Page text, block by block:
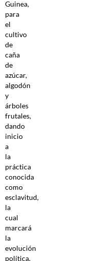
Guinea,
para
el
cultivo
de
caña
de
azúcar,
algodón
y
árboles
frutales,
dando
inicio
a
la
práctica
conocida
como
esclavitud,
la
cual
marcará
la
evolución
política,